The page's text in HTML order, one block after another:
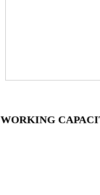
WORKING